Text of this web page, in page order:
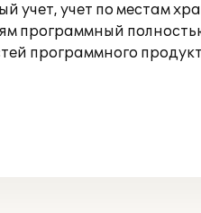
учет, учет по местам
программный
программного